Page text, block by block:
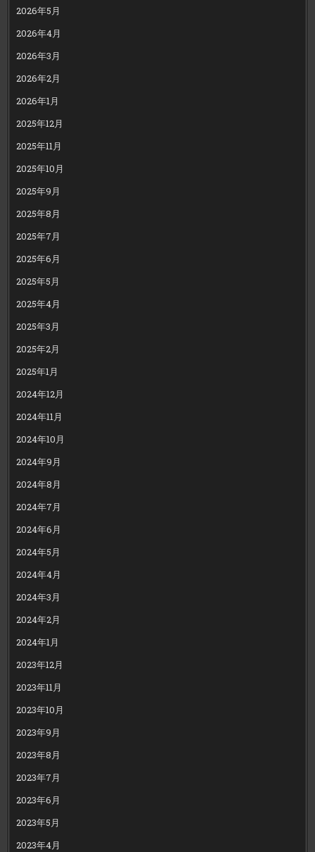
2026年5月
2026年4月
2026年3月
2026年2月
2026年1月
2025年12月
2025年11月
2025年10月
2025年9月
2025年8月
2025年7月
2025年6月
2025年5月
2025年4月
2025年3月
2025年2月
2025年1月
2024年12月
2024年11月
2024年10月
2024年9月
2024年8月
2024年7月
2024年6月
2024年5月
2024年4月
2024年3月
2024年2月
2024年1月
2023年12月
2023年11月
2023年10月
2023年9月
2023年8月
2023年7月
2023年6月
2023年5月
2023年4月